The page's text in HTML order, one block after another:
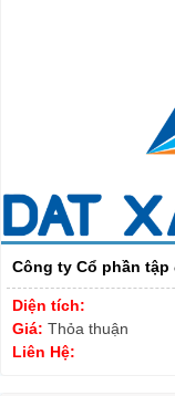
Công ty Cổ phần tập
Diện tích:
Giá: Thỏa thuận
Liên Hệ: